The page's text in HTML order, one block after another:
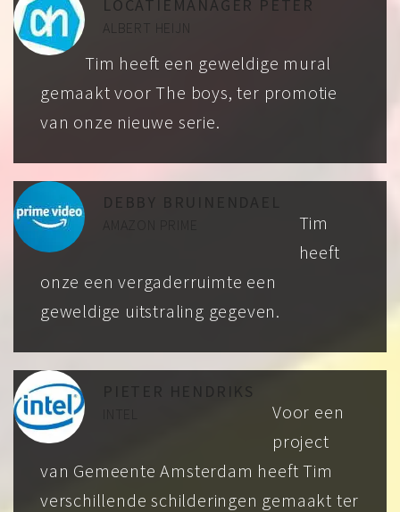
LOCATIEMANAGER PETER
ALBERT HEIJN
Tim heeft een geweldige mural
gemaakt voor The boys, ter promotie
van onze nieuwe serie.
DEBBY BRUINENDAEL
Tim
heeft
onze een vergaderruimte een
geweldige uitstraling gegeven.
PIETER HENDRIKS
Voor een
project
van Gemeente Amsterdam heeft Tim
verschillende schilderingen gemaakt ter